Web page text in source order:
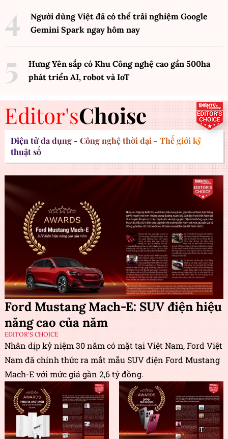
Người dùng Việt đã có thể trải nghiệm Google
Gemini Spark ngay hôm nay
Hưng Yên sắp có Khu Công nghệ cao gần 500ha
phát triển AI, robot và IoT
Editor'sChoise
Điện tử đa dụng - Công nghệ thời đại - Thế giới kỹ
thuật số
Ford Mustang Mach-E: SUV điện hiệu
năng cao của năm
EDITOR'S CHOICE
Nhân dịp kỷ niệm 30 năm có mặt tại Việt Nam, Ford Việt
Nam đã chính thức ra mắt mẫu SUV điện Ford Mustang
Mach-E với mức giá gần 2,6 tỷ đồng.